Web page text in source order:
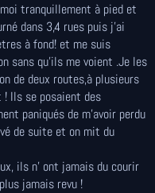
tranquillement à pied et
dans 3,4 rues puis j'ai
à fond! et me suis
sans qu'ils me voient .Je les
de deux routes,à plusieurs
Ils se posaient des
paniqués de m'avoir perdu
de suite et on mit du
ils n' ont jamais du courir
jamais revu !